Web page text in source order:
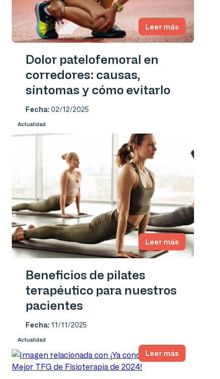
Leer más
Dolor patelofemoral en
corredores: causas,
síntomas y cómo evitarlo
Fecha:02/12/2025
Actualidad
Leer más
Beneficios de pilates
terapéutico para nuestros
pacientes
Fecha: 11/11/2025
Actualidad
Leer más